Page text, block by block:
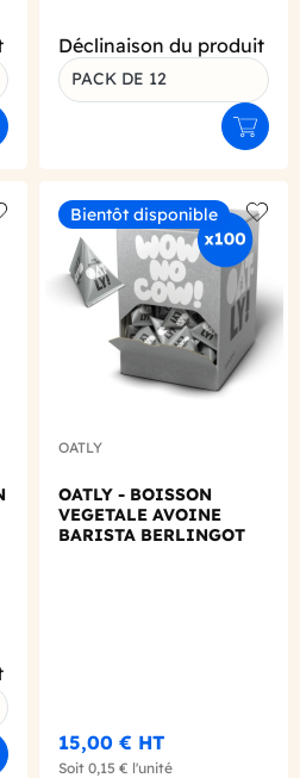
au panier
Déclinaison du produit
PACK DE 12
to wishlist
au panier
Bientôt disponible
Add
OATLY
OATLY - BOISSON
VEGETALE AVOINE
BARISTA BERLINGOT
15,00 € HT
Soit 0,15 € l'unité